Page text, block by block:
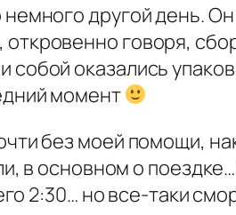
другой день.
говоря,
оказались
момент
без моей помощи,
в основном о
2:30… но все-таки